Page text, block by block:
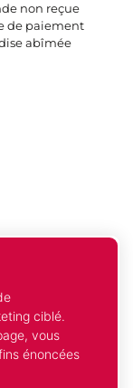
non reçue
de paiement
abîmée
ciblé.
vous
énoncées